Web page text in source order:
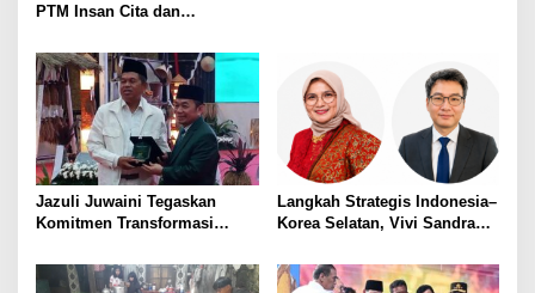
PTM Insan Cita dan
Gelar Open Turnamen Tenis
Meja
Jazuli Juwaini Tegaskan
Komitmen Transformasi
Untuk Bangsa
Langkah Strategis Indonesia–
Korea Selatan, Vivi Sandra
President INGO GUCA